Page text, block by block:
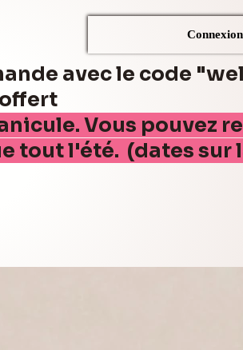
Connexion
avec le code
offert
Vous pouvez
tout l'été. (dates sur